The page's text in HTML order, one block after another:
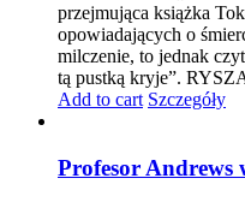
przejmująca książka
opowiadających o
milczenie, to jednak
tą pustką kryje”.
Add to cart Szczegóły
Profesor Andrews